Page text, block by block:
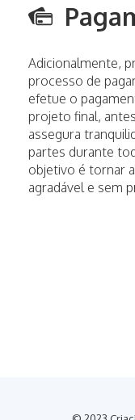
Adicionalmente,
processo de
efetue o
projeto final,
assegura
partes durante
objetivo é tornar
agradável e sem